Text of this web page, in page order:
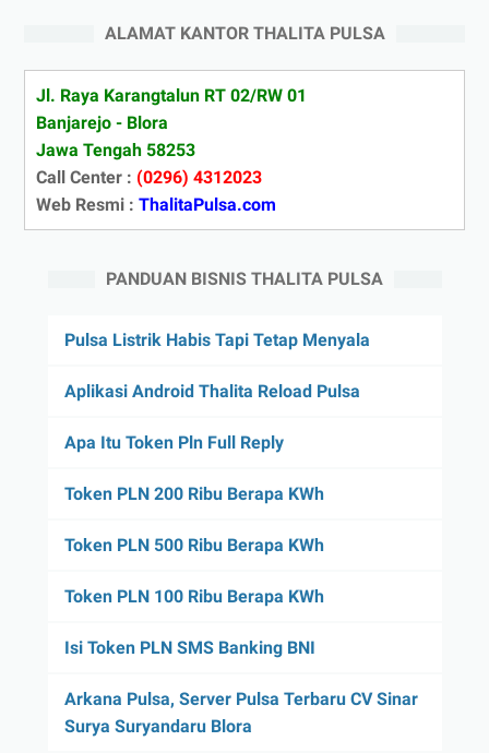
ALAMAT KANTOR THALITA PULSA
Jl. Raya Karangtalun RT 02/RW 01
Banjarejo - Blora
Jawa Tengah 58253
Call Center : (0296) 4312023
Web Resmi : ThalitaPulsa.com
PANDUAN BISNIS THALITA PULSA
Pulsa Listrik Habis Tapi Tetap Menyala
Aplikasi Android Thalita Reload Pulsa
Apa Itu Token Pln Full Reply
Token PLN 200 Ribu Berapa KWh
Token PLN 500 Ribu Berapa KWh
Token PLN 100 Ribu Berapa KWh
Isi Token PLN SMS Banking BNI
Arkana Pulsa, Server Pulsa Terbaru CV Sinar
Surya Suryandaru Blora